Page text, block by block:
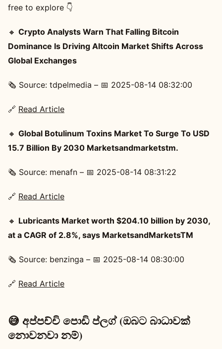
free to explore 👇
🔸 Crypto Analysts Warn That Falling Bitcoin
Dominance Is Driving Altcoin Market Shifts Across
Global Exchanges
🗞️ Source: tdpelmedia – 📅 2025-08-14 08:32:00
🔗 Read Article
🔸 Global Botulinum Toxins Market To Surge To USD
15.7 Billion By 2030 Marketsandmarketstm.
🗞️ Source: menafn – 📅 2025-08-14 08:31:22
🔗 Read Article
🔸 Lubricants Market worth $204.10 billion by 2030,
at a CAGR of 2.8%, says MarketsandMarketsTM
🗞️ Source: benzinga – 📅 2025-08-14 08:30:00
🔗 Read Article
😅 අප්පච්චි පොඩි ප්ලග් (ඔබට බාධාවක්
නොවනවා නම්)